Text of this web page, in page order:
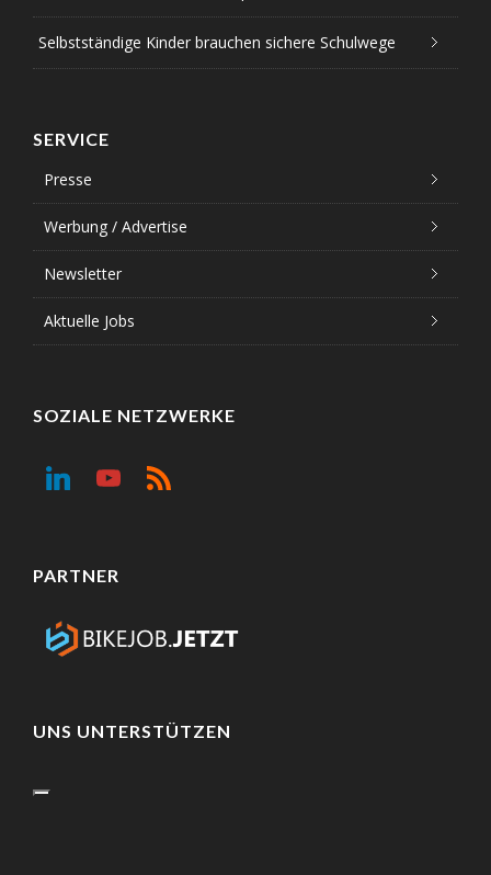
Selbstständige Kinder brauchen sichere Schulwege
SERVICE
Presse
Werbung / Advertise
Newsletter
Aktuelle Jobs
SOZIALE NETZWERKE
PARTNER
UNS UNTERSTÜTZEN